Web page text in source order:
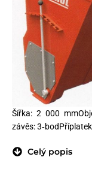
Šířka: 2 000
závěs:
Celý popis